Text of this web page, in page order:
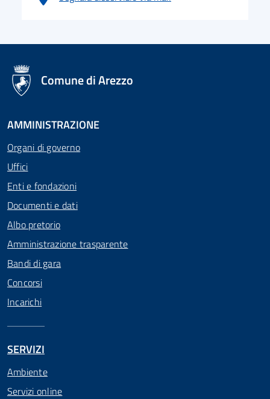
logo Unione Europea
Comune di Arezzo
AMMINISTRAZIONE
Organi di governo
Uffici
Enti e fondazioni
Documenti e dati
Albo pretorio
Amministrazione trasparente
Bandi di gara
Concorsi
Incarichi
SERVIZI
Ambiente
Servizi online